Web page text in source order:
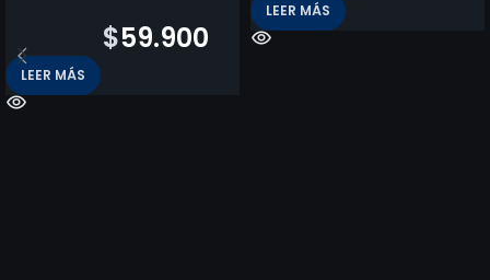
64.170 $59.900
LEER MÁS
LEER MÁS